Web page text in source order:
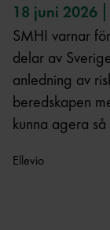
18 juni 2026
SMHI varnar
delar av
anledning av
beredskapen
kunna agera
Ellevio